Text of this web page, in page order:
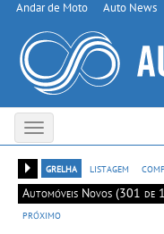
Andar de Moto Auto News
Toggle
navigation
grelha
listagem
Automóveis Novos (301 de
próximo